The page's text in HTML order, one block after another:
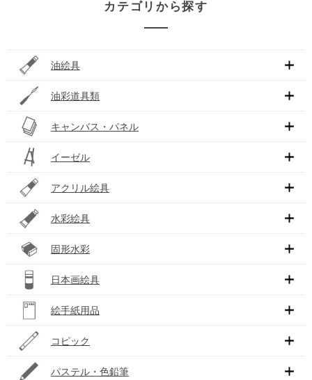
カテゴリから探す
油絵具
油彩道具類
キャンバス・パネル
イーゼル
アクリル絵具
水彩絵具
固形水彩
日本画絵具
絵手紙用品
コピック
パステル・色鉛筆